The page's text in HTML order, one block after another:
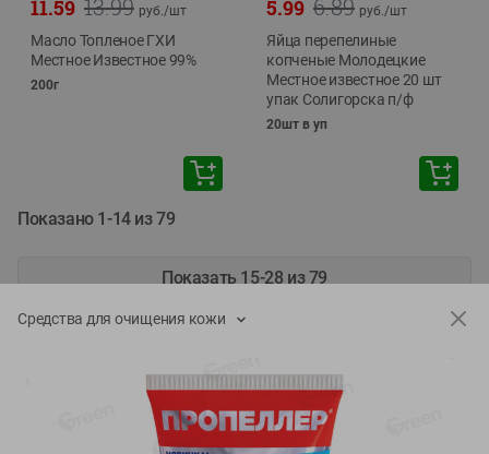
13.99
11.59 руб./шт
Масло Топленое ГХИ
Местное Известное 99%
200г
6.89
5.99 руб./шт
Яйца перепелиные
копченые Молодецкие
Местное известное 20 шт
упак Солигорска п/ф
20шт в уп
Показано 1-14 из 79
Показать 15-28 из 79
Специально для вас
Средства для очищения кожи